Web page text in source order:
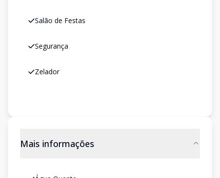
Salão de Festas
Segurança
Zelador
Mais informações